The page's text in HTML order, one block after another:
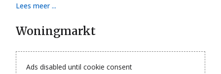
Lees meer ...
Woningmarkt
Ads disabled until cookie consent